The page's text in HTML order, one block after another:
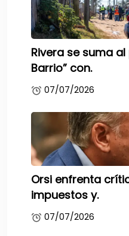
Rivera se suma
Barrio” con.
07/07/2026
Orsi enfrenta
impuestos y.
07/07/2026